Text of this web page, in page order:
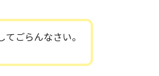
ごらんなさい。